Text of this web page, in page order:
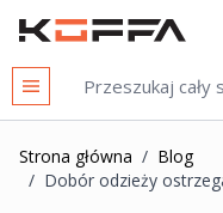
KOFFA
Strona główna / Blog
/ Dobór odzieży